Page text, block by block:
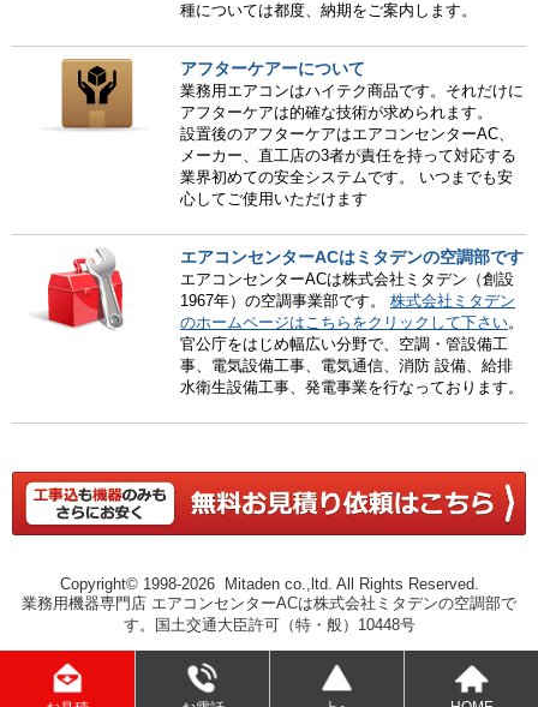
種については都度、納期をご案内します。
アフターケアーについて
業務用エアコンはハイテク商品です。それだけに
アフターケアは的確な技術が求められます。
設置後のアフターケアはエアコンセンターAC、
メーカー、直工店の3者が責任を持って対応する
業界初めての安全システムです。 いつまでも安
心してご使用いただけます
エアコンセンターACはミタデンの空調部です
エアコンセンターACは株式会社ミタデン（創設
1967年）の空調事業部です。 株式会社ミタデン
のホームページはこちらをクリックして下さい。
官公庁をはじめ幅広い分野で、空調・管設備工
事、電気設備工事、電気通信、消防 設備、給排
水衛生設備工事、発電事業を行なっております。
Copyright© 1998-2026 Mitaden co.,ltd. All Rights Reserved.
業務用機器専門店 エアコンセンターACは株式会社ミタデンの空調部で
す。国土交通大臣許可（特・般）10448号